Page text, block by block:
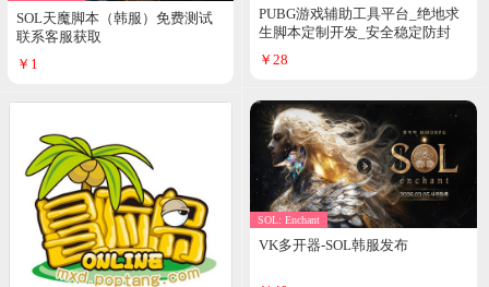
SOL天魔脚本（韩服）免费测试
联系客服获取
￥1
PUBG游戏辅助工具平台_绝地求
生脚本定制开发_安全稳定防封
￥28
SOL: Enchant
VK多开器-SOL韩服发布